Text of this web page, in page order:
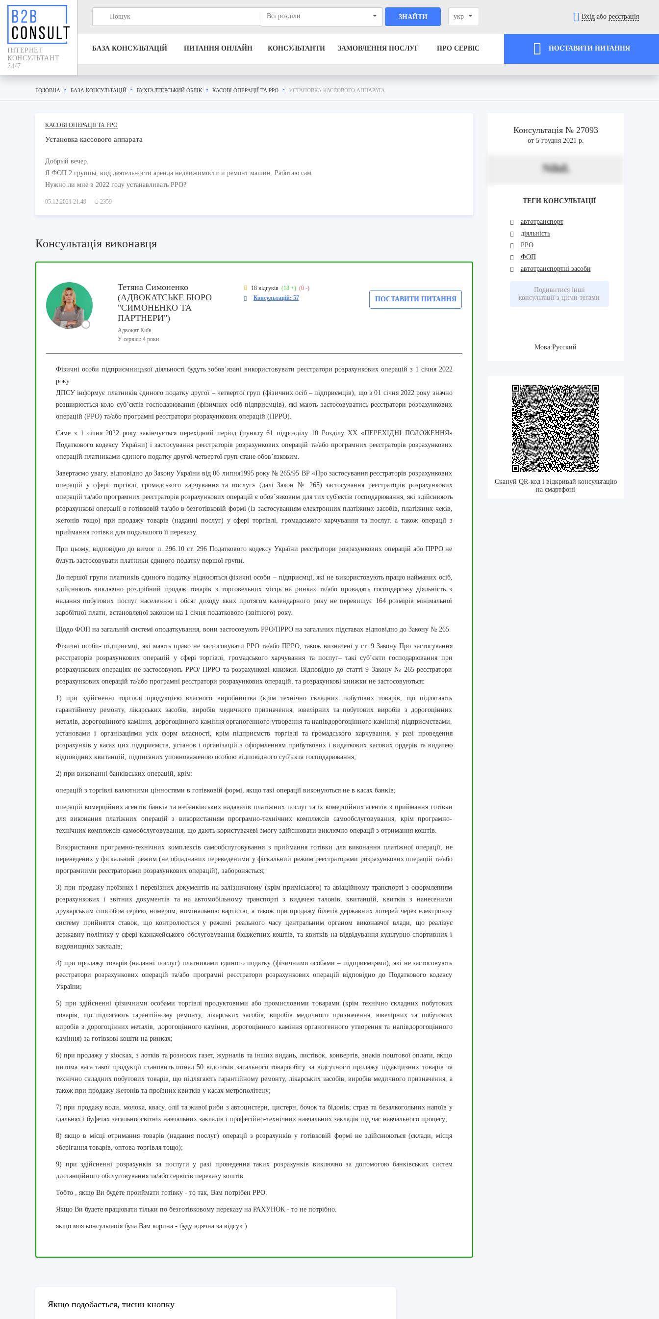
IНТЕРНЕТ
КОНСУЛЬТАНТ
24/7
Всі розділи ЗНАЙТИ укр Вхід або реєстрація
БАЗА КОНСУЛЬТАЦIЙ ПИТАННЯ ОНЛАЙН КОНСУЛЬТАНТИ ЗАМОВЛЕННЯ ПОСЛУГ ПРО СЕРВІС ПОСТАВИТИ ПИТАННЯ
ГОЛОВНА БАЗА КОНСУЛЬТАЦIЙ БУХГАЛТЕРСЬКИЙ ОБЛІК КАСОВІ ОПЕРАЦІЇ ТА РРО УСТАНОВКА КАССОВОГО АППАРАТА
КАСОВІ ОПЕРАЦІЇ ТА РРО
Установка кассового аппарата
Добрый вечер.
Я ФОП 2 группы, вид деятельности аренда недвижимости и ремонт машин. Работаю сам.
Нужно ли мне в 2022 году устанавливать РРО?
05.12.2021 21:49 2359
Консультація виконавця
Тетяна Симоненко
(АДВОКАТСЬКЕ БЮРО
"СИМОНЕНКО ТА
ПАРТНЕРИ")
Адвокат Київ
У сервісі: 4 роки
18 відгуків (18 +) (0 -)
Консультацій: 57
ПОСТАВИТИ ПИТАННЯ
Фізичні особи підприємницької діяльності будуть зобов’язані використовувати реєстратори розрахункових операцій з 1 січня 2022
року.
ДПСУ інформує платників єдиного податку другої – четвертої груп (фізичних осіб – підприємців), що з 01 січня 2022 року значно
розширюється коло суб’єктів господарювання (фізичних осіб-підприємців), які мають застосовуватись реєстратори розрахункових
операцій (РРО) та/або програмні реєстратори розрахункових операцій (ПРРО).
Саме з 1 січня 2022 року закінчується перехідний період (пункту 61 підрозділу 10 Розділу ХХ «ПЕРЕХІДНІ ПОЛОЖЕННЯ»
Податкового кодексу України) і застосування реєстраторів розрахункових операцій та/або програмних реєстраторів розрахункових
операцій платниками єдиного податку другої-четвертої груп стане обов’язковим.
Завертаємо увагу, відповідно до Закону України від 06 липня1995 року № 265/95 ВР «Про застосування реєстраторів розрахункових
операцій у сфері торгівлі, громадського харчування та послуг» (далі Закон № 265) застосування реєстраторів розрахункових
операцій та/або програмних реєстраторів розрахункових операцій є обов`язковим для тих суб'єктів господарювання, які здійснюють
розрахункові операції в готівковій та/або в безготівковій формі (із застосуванням електронних платіжних засобів, платіжних чеків,
жетонів тощо) при продажу товарів (наданні послуг) у сфері торгівлі, громадського харчування та послуг, а також операції з
приймання готівки для подальшого її переказу.
При цьому, відповідно до вимог п. 296.10 ст. 296 Податкового кодексу України реєстратори розрахункових операцій або ПРРО не
будуть застосовувати платники єдиного податку першої групи.
До першої групи платників єдиного податку відносяться фізичні особи – підприємці, які не використовують працю найманих осіб,
здійснюють виключно роздрібний продаж товарів з торговельних місць на ринках та/або провадять господарську діяльність з
надання побутових послуг населенню і обсяг доходу яких протягом календарного року не перевищує 164 розмірів мінімальної
заробітної плати, встановленої законом на 1 січня податкового (звітного) року.
Щодо ФОП на загальній системі оподаткування, вони застосовують РРО/ПРРО на загальних підставах відповідно до Закону № 265.
Фізичні особи- підприємці, які мають право не застосовувати РРО та/або ПРРО, також визначені у ст. 9 ЗаконуПро застосування
реєстраторів розрахункових операцій у сфері торгівлі, громадського харчування та послуг– такі суб’єкти господарювання при
розрахункових операціях не застосовують РРО/ ПРРО та розрахункові книжки. Відповідно до статті 9 Закону № 265 реєстратори
розрахункових операцій та/або програмні реєстратори розрахункових операцій, та розрахункові книжки не застосовуються:
1) при здійсненні торгівлі продукцією власного виробництва (крім технічно складних побутових товарів, що підлягають
гарантійному ремонту, лікарських засобів, виробів медичного призначення, ювелірних та побутових виробів з дорогоцінних
металів, дорогоцінного каміння, дорогоцінного каміння органогенного утворення та напівдорогоцінного каміння) підприємствами,
установами і організаціями усіх форм власності, крім підприємств торгівлі та громадського харчування, у разі проведення
розрахунків у касах цих підприємств, установ і організацій з оформленням прибуткових і видаткових касових ордерів та видачею
відповідних квитанцій, підписаних уповноваженою особою відповідного суб’єкта господарювання;
2) при виконанні банківських операцій, крім:
операцій з торгівлі валютними цінностями в готівковій формі, якщо такі операції виконуються не в касах банків;
операцій комерційних агентів банків та небанківських надавачів платіжних послуг та їх комерційних агентів з приймання готівки
для виконання платіжних операцій з використанням програмно-технічних комплексів самообслуговування, крім програмно-
технічних комплексів самообслуговування, що дають користувачеві змогу здійснювати виключно операції з отримання коштів.
Використання програмно-технічних комплексів самообслуговування з приймання готівки для виконання платіжної операції, не
переведених у фіскальний режим (не обладнаних переведеними у фіскальний режим реєстраторами розрахункових операцій та/або
програмними реєстраторами розрахункових операцій), забороняється;
3) при продажу проїзних і перевізних документів на залізничному (крім приміського) та авіаційному транспорті з оформленням
розрахункових і звітних документів та на автомобільному транспорті з видачею талонів, квитанцій, квитків з нанесеними
друкарським способом серією, номером, номінальною вартістю, а також при продажу білетів державних лотерей через електронну
систему прийняття ставок, що контролюється у режимі реального часу центральним органом виконавчої влади, що реалізує
державну політику у сфері казначейського обслуговування бюджетних коштів, та квитків на відвідування культурно-спортивних і
видовищних закладів;
4) при продажу товарів (наданні послуг) платниками єдиного податку (фізичними особами – підприємцями), які не застосовують
реєстратори розрахункових операцій та/або програмні реєстратори розрахункових операцій відповідно до Податкового кодексу
України;
5) при здійсненні фізичними особами торгівлі продуктовими або промисловими товарами (крім технічно складних побутових
товарів, що підлягають гарантійному ремонту, лікарських засобів, виробів медичного призначення, ювелірних та побутових
виробів з дорогоцінних металів, дорогоцінного каміння, дорогоцінного каміння органогенного утворення та напівдорогоцінного
каміння) за готівкові кошти на ринках;
6) при продажу у кіосках, з лотків та розносок газет, журналів та інших видань, листівок, конвертів, знаків поштової оплати, якщо
питома вага такої продукції становить понад 50 відсотків загального товарообігу за відсутності продажу підакцизних товарів та
технічно складних побутових товарів, що підлягають гарантійному ремонту, лікарських засобів, виробів медичного призначення, а
також при продажу жетонів та проїзних квитків у касах метрополітену;
7) при продажу води, молока, квасу, олії та живої риби з автоцистерн, цистерн, бочок та бідонів; страв та безалкогольних напоїв у
їдальнях і буфетах загальноосвітніх навчальних закладів і професійно-технічних навчальних закладів під час навчального процесу;
8) якщо в місці отримання товарів (надання послуг) операції з розрахунків у готівковій формі не здійснюються (склади, місця
зберігання товарів, оптова торгівля тощо);
9) при здійсненні розрахунків за послуги у разі проведення таких розрахунків виключно за допомогою банківських систем
дистанційного обслуговування та/або сервісів переказу коштів.
Тобто , якщо Ви будете проиймати готівку - то так, Вам потрібен РРО.
Якщо Ви будете працювати тільки по безготівковому переказу на РАХУНОК - то не потрібно.
якщо моя консультація була Вам корина - буду вдячна за відгук )
Якщо подобається, тисни кнопку
Консультація № 27093
от 5 грудня 2021 р.
Nihil.
ТЕГИ КОНСУЛЬТАЦІЇ
автотранспорт
діяльність
РРО
ФОП
автотранспортні засоби
Подивитися інші
консультації з цими тегами
Мова:Русский
Скануй QR-код і відкривай консультацію
на смартфоні